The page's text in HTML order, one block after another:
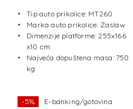
Tip auto prikolice: MT260
Marka auto prikolice: Zaslaw
Dimenzije platforme: 255x166
x10 cm
Najveća dopuštena masa: 750
kg
-5%
E-banking/gotovina